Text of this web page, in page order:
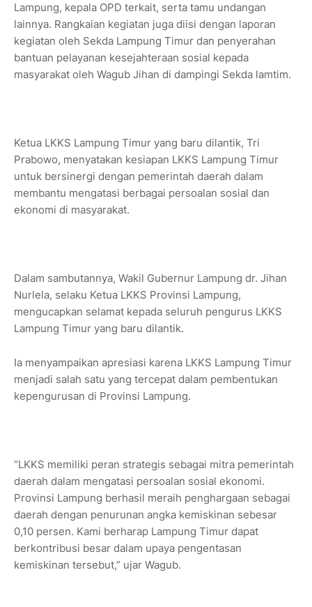
Lampung, kepala OPD terkait, serta tamu undangan
lainnya. Rangkaian kegiatan juga diisi dengan laporan
kegiatan oleh Sekda Lampung Timur dan penyerahan
bantuan pelayanan kesejahteraan sosial kepada
masyarakat oleh Wagub Jihan di dampingi Sekda lamtim.
Ketua LKKS Lampung Timur yang baru dilantik, Tri
Prabowo, menyatakan kesiapan LKKS Lampung Timur
untuk bersinergi dengan pemerintah daerah dalam
membantu mengatasi berbagai persoalan sosial dan
ekonomi di masyarakat.
Dalam sambutannya, Wakil Gubernur Lampung dr. Jihan
Nurlela, selaku Ketua LKKS Provinsi Lampung,
mengucapkan selamat kepada seluruh pengurus LKKS
Lampung Timur yang baru dilantik.
Ia menyampaikan apresiasi karena LKKS Lampung Timur
menjadi salah satu yang tercepat dalam pembentukan
kepengurusan di Provinsi Lampung.
“LKKS memiliki peran strategis sebagai mitra pemerintah
daerah dalam mengatasi persoalan sosial ekonomi.
Provinsi Lampung berhasil meraih penghargaan sebagai
daerah dengan penurunan angka kemiskinan sebesar
0,10 persen. Kami berharap Lampung Timur dapat
berkontribusi besar dalam upaya pengentasan
kemiskinan tersebut,” ujar Wagub.